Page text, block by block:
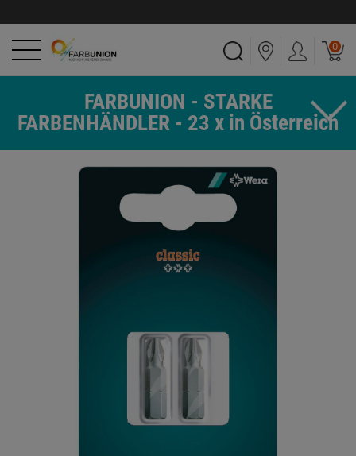
0
FARBUNION - STARKE
FARBENHÄNDLER - 23 x in Österreich